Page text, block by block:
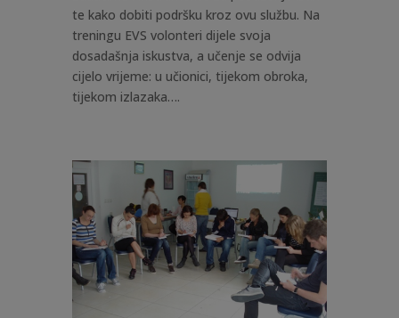
te kako dobiti podršku kroz ovu službu. Na
treningu EVS volonteri dijele svoja
dosadašnja iskustva, a učenje se odvija
cijelo vrijeme: u učionici, tijekom obroka,
tijekom izlazaka….